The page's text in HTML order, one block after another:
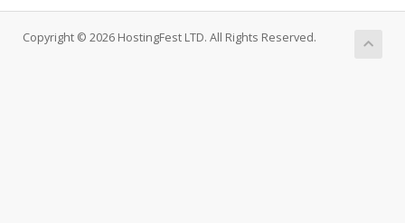
Copyright © 2026 HostingFest LTD. All Rights Reserved.